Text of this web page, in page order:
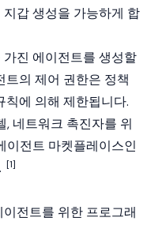
갑 생성을 가능하게 합
진 에이전트를 생성할
트의 제어 권한은 정책
에 의해 제한됩니다.
, 네트워크 촉진자를 위
이전트 마켓플레이스인
[1]
전트를 위한 프로그래